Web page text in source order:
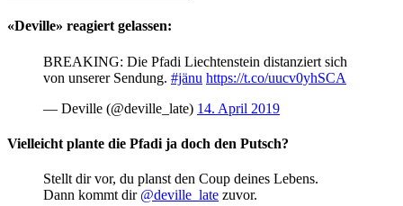
«Deville» reagiert gelassen:
BREAKING: Die Pfadi Liechtenstein distanziert sich
von unserer Sendung. #jänu https://t.co/uucv0yhSCA
— Deville (@deville_late) 14. April 2019
Vielleicht plante die Pfadi ja doch den Putsch?
Stellt dir vor, du planst den Coup deines Lebens.
Dann kommt dir @deville_late zuvor.